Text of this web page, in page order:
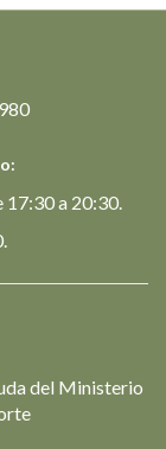
17:30 a 20:30.
del Ministerio